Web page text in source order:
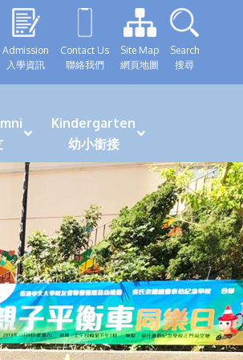
Admission
入學資訊
Contact Us
聯絡我們
Site Map
網頁地圖
Search
搜尋
Kindergarten
幼小銜接